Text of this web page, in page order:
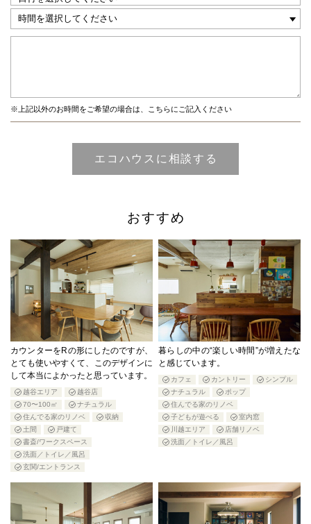
※上記以外のお時間をご希望の場合は、こちらにご記入ください
おすすめ
カウンターをRの形にしたのですが、
とても使いやすくて、このデザインに
して本当によかったと思っています。
越谷エリア
越谷店
70〜100㎡
ナチュラル
住んでる家のリノベ
収納
土間
戸建て
書斎/ワークスペース
洗面／トイレ／風呂
玄関/エントランス
暮らしの中の“楽しい時間”が増えたな
と感じています。
カフェ カントリー
シンプル
ナチュラル
ポップ
住んでる家のリノベ
子どもが遊べる
室内窓
川越エリア
店舗リノベ
洗面／トイレ／風呂